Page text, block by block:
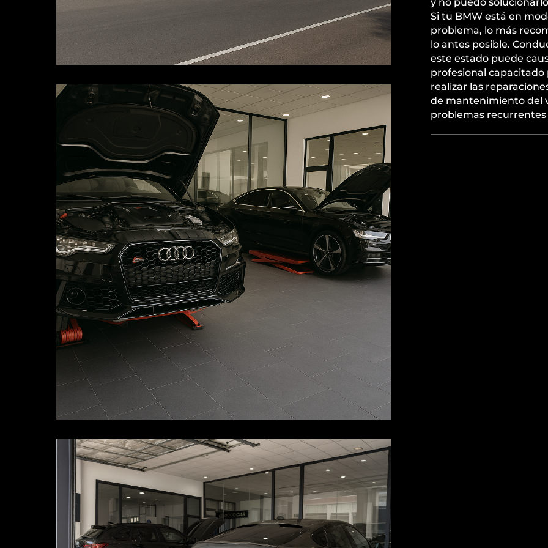
y no puedo
Si tu BMW está en
problema, lo más
lo antes posible.
este estado puede
profesional
realizar las
de mantenimiento del
problemas recurrentes